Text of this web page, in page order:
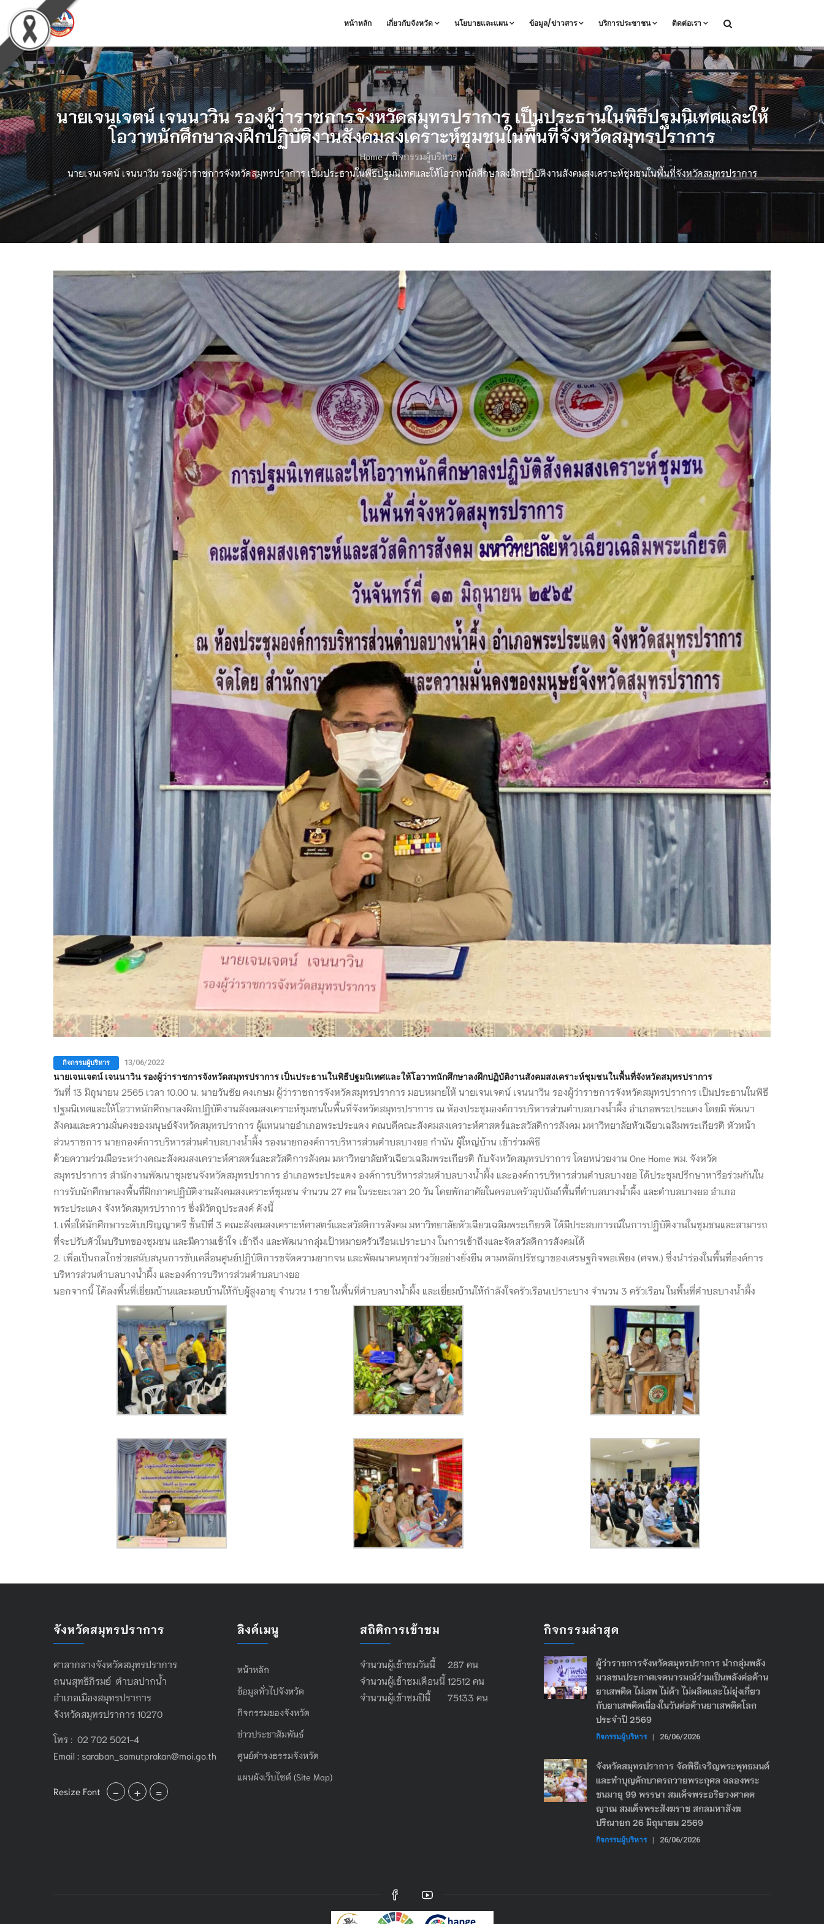
หน้าหลัก เกี่ยวกับจังหวัด นโยบายและแผน ข้อมูล/ข่าวสาร บริการประชาชน ติดต่อเรา
นายเจนเจตน์ เจนนาวิน รองผู้ว่าราชการจังหวัดสมุทรปราการ เป็นประธานในพิธีปฐมนิเทศและให้
โอวาทนักศึกษาลงฝึกปฏิบัติงานสังคมสงเคราะห์ชุมชนในพื้นที่จังหวัดสมุทรปราการ
Home/ กิจกรรมผู้บริหาร/
นายเจนเจตน์ เจนนาวิน รองผู้ว่าราชการจังหวัดสมุทรปราการ เป็นประธานในพิธีปฐมนิเทศและให้โอวาทนักศึกษาลงฝึกปฏิบัติงานสังคมสงเคราะห์ชุมชนในพื้นที่จังหวัดสมุทรปราการ
กิจกรรมผู้บริหาร 13/06/2022
นายเจนเจตน์ เจนนาวิน รองผู้ว่าราชการจังหวัดสมุทรปราการ เป็นประธานในพิธีปฐมนิเทศและให้โอวาทนักศึกษาลงฝึกปฏิบัติงานสังคมสงเคราะห์ชุมชนในพื้นที่จังหวัดสมุทรปราการ
วันที่ 13 มิถุนายน 2565 เวลา 10.00 น. นายวันชัย คงเกษม ผู้ว่าราชการจังหวัดสมุทรปราการ มอบหมายให้ นายเจนเจตน์ เจนนาวิน รองผู้ว่าราชการจังหวัดสมุทรปราการ เป็นประธานในพิธี
ปฐมนิเทศและให้โอวาทนักศึกษาลงฝึกปฏิบัติงานสังคมสงเคราะห์ชุมชนในพื้นที่จังหวัดสมุทรปราการ ณ ห้องประชุมองค์การบริหารส่วนตำบลบางน้ำผึ้ง อำเภอพระประแดง โดยมี พัฒนา
สังคมและความมั่นคงของมนุษย์จังหวัดสมุทรปราการ ผู้แทนนายอำเภอพระประแดง คณบดีคณะสังคมสงเคราะห์ศาสตร์และสวัสดิการสังคม มหาวิทยาลัยหัวเฉียวเฉลิมพระเกียรติ หัวหน้า
ส่วนราชการ นายกองค์การบริหารส่วนตำบลบางน้ำผึ้ง รองนายกองค์การบริหารส่วนตำบลบางยอ กำนัน ผู้ใหญ่บ้าน เข้าร่วมพิธี
ด้วยความร่วมมือระหว่างคณะสังคมสงเคราะห์ศาสตร์และสวัสดิการสังคม มหาวิทยาลัยหัวเฉียวเฉลิมพระเกียรติ กับจังหวัดสมุทรปราการ โดยหน่วยงาน One Home พม. จังหวัด
สมุทรปราการ สำนักงานพัฒนาชุมชนจังหวัดสมุทรปราการ อำเภอพระประแดง องค์การบริหารส่วนตำบลบางน้ำผึ้ง และองค์การบริหารส่วนตำบลบางยอ ได้ประชุมปรึกษาหารือร่วมกันใน
การรับนักศึกษาลงพื้นที่ฝึกภาคปฏิบัติงานสังคมสงเคราะห์ชุมชน จำนวน 27 คน ในระยะเวลา 20 วัน โดยพักอาศัยในครอบครัวอุปถัมภ์พื้นที่ตำบลบางน้ำผึ้ง และตำบลบางยอ อำเภอ
พระประแดง จังหวัดสมุทรปราการ ซึ่งมีวัตถุประสงค์ ดังนี้
1. เพื่อให้นักศึกษาระดับปริญญาตรี ชั้นปีที่ 3 คณะสังคมสงเคราะห์ศาสตร์และสวัสดิการสังคม มหาวิทยาลัยหัวเฉียวเฉลิมพระเกียรติ ได้มีประสบการณ์ในการปฏิบัติงานในชุมชนและสามารถ
ที่จะปรับตัวในบริบทของชุมชน และมีความเข้าใจ เข้าถึง และพัฒนากลุ่มเป้าหมายครัวเรือนเปราะบาง ในการเข้าถึงและจัดสวัสดิการสังคมได้
2. เพื่อเป็นกลไกช่วยสนับสนุนการขับเคลื่อนศูนย์ปฏิบัติการขจัดความยากจน และพัฒนาคนทุกช่วงวัยอย่างยั่งยืน ตามหลักปรัชญาของเศรษฐกิจพอเพียง (ศจพ.) ซึ่งนำร่องในพื้นที่องค์การ
บริหารส่วนตำบลบางน้ำผึ้ง และองค์การบริหารส่วนตำบลบางยอ
นอกจากนี้ ได้ลงพื้นที่เยี่ยมบ้านและมอบบ้านให้กับผู้สูงอายุ จำนวน 1 ราย ในพื้นที่ตำบลบางน้ำผึ้ง และเยี่ยมบ้านให้กำลังใจครัวเรือนเปราะบาง จำนวน 3 ครัวเรือน ในพื้นที่ตำบลบางน้ำผึ้ง
จังหวัดสมุทรปราการ
ศาลากลางจังหวัดสมุทรปราการ
ถนนสุทธิภิรมย์ ตำบลปากน้ำ
อำเภอเมืองสมุทรปราการ
จังหวัดสมุทรปราการ 10270
โทร : 02 702 5021-4
Email : saraban_samutprakan@moi.go.th
Resize Font - + =
ลิงค์เมนู
หน้าหลัก
ข้อมูลทั่วไปจังหวัด
กิจกรรมของจังหวัด
ข่าวประชาสัมพันธ์
ศูนย์ดำรงธรรมจังหวัด
แผนผังเว็บไซต์ (Site Map)
สถิติการเข้าชม
จำนวนผู้เข้าชมวันนี้ 287 คน
จำนวนผู้เข้าชมเดือนนี้ 12512 คน
จำนวนผู้เข้าชมปีนี้ 75133 คน
กิจกรรมล่าสุด
ผู้ว่าราชการจังหวัดสมุทรปราการ นำกลุ่มพลัง
มวลชนประกาศเจตนารมณ์ร่วมเป็นพลังต่อต้าน
ยาเสพติด ไม่เสพ ไม่ค้า ไม่ผลิตและไม่ยุ่งเกี่ยว
กับยาเสพติดเนื่องในวันต่อต้านยาเสพติดโลก
ประจำปี 2569
กิจกรรมผู้บริหาร | 26/06/2026
จังหวัดสมุทรปราการ จัดพิธีเจริญพระพุทธมนต์
และทำบุญตักบาตรถวายพระกุศล ฉลองพระ
ชนมายุ 99 พรรษา สมเด็จพระอริยวงศาคต
ญาณ สมเด็จพระสังฆราช สกลมหาสังฆ
ปริณายก 26 มิถุนายน 2569
กิจกรรมผู้บริหาร | 26/06/2026